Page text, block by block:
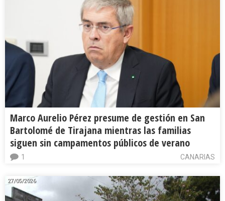
Marco Aurelio Pérez presume de gestión en San
Bartolomé de Tirajana mientras las familias
siguen sin campamentos públicos de verano
CANARIAS
1
27/05/2026